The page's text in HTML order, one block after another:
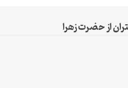
از حضرت زهرا